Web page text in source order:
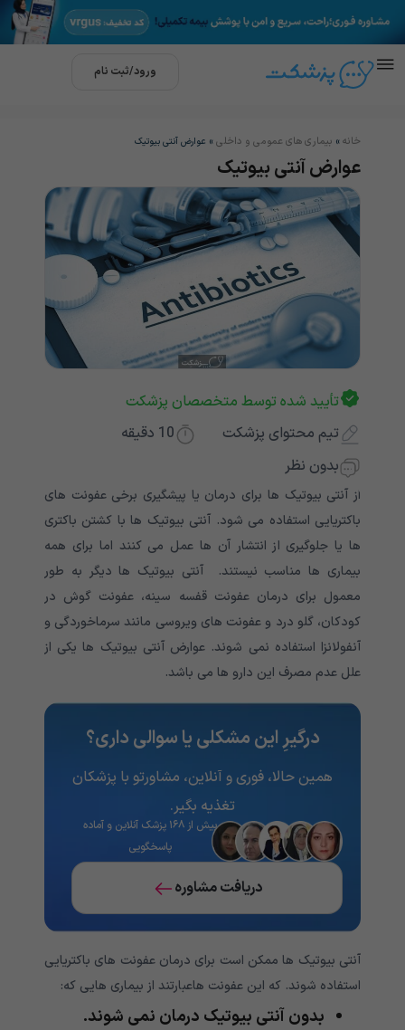
ورود/ثبت نام
خانه » بیماری های عمومی و داخلی » عوارض آنتی بیوتیک
عوارض آنتی بیوتیک
تأیید شده توسط متخصصان پزشکت
تیم محتوای پزشکت
10 دقیقه
بدون نظر
از آنتی بیوتیک ها برای درمان یا پیشگیری برخی عفونت های
باکتریایی استفاده می شود. آنتی بیوتیک ها با کشتن باکتری
ها یا جلوگیری از انتشار آن ها عمل می کنند اما برای همه
بیماری ها مناسب نیستند. آنتی بیوتیک ها دیگر به طور
معمول برای درمان عفونت قفسه سینه، عفونت گوش در
کودکان، گلو درد و عفونت های ویروسی مانند سرماخوردگی و
آنفولانزا استفاده نمی شوند. عوارض آنتی بیوتیک ها یکی از
علل عدم مصرف این دارو ها می باشد.
درگیرِ این مشکلی یا سوالی داری؟
همین حالا، فوری و آنلاین، مشاورتو با پزشکان
تغذیه‌ بگیر.
بیش از ۱۶۸ پزشک آنلاین و آماده
پاسخگویی
دریافت مشاوره
آنتی بیوتیک ها ممکن است برای درمان عفونت های باکتریایی
استفاده شوند. که این عفونت هاعبارتند از بیماری هایی که:
بدون آنتی بیوتیک درمان نمی شوند.